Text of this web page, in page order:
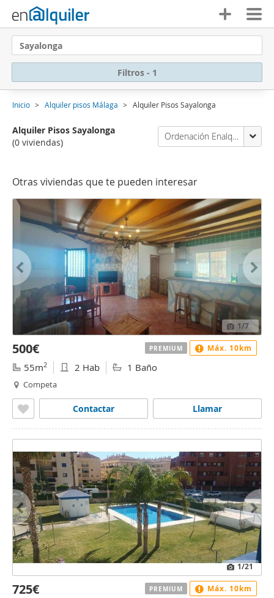
Sayalonga
Filtros - 1
Inicio Alquiler pisos Málaga Alquiler Pisos Sayalonga
Alquiler Pisos Sayalonga
(0 viviendas)
Ordenación Enalquiler
Otras viviendas que te pueden interesar
1/7
500€
55m2 2 Hab 1 Baño
Competa
Llamar
Contactar
PREMIUM Máx. 10km
1/21
725€ PREMIUM Máx. 10km